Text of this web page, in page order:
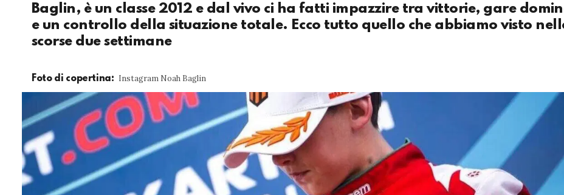
Baglin, è un classe 2012 e dal vivo ci ha fatti impazzire tra vittorie, gare
e un controllo della situazione totale. Ecco tutto quello che abbiamo visto
scorse due settimane
Foto di copertina: Instagram Noah Baglin